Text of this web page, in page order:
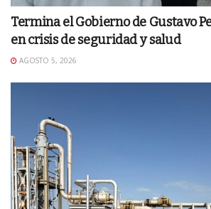
Termina el Gobierno de Gustavo
en crisis de seguridad y salud
AGOSTO 5, 2026